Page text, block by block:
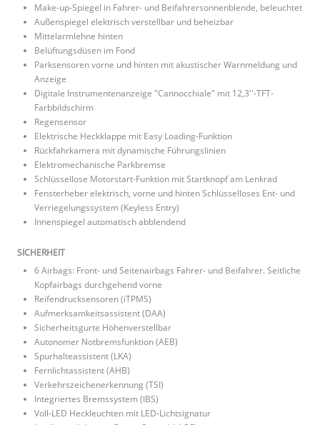
Make-up-Spiegel in Fahrer- und Beifahrersonnenblende, beleuchtet
Außenspiegel elektrisch verstellbar und beheizbar
Mittelarmlehne hinten
Belüftungsdüsen im Fond
Parksensoren vorne und hinten mit akustischer Warnmeldung und
Anzeige
Digitale Instrumentenanzeige "Cannocchiale" mit 12,3′′-TFT-
Farbbildschirm
Regensensor
Elektrische Heckklappe mit Easy Loading-Funktion
Rückfahrkamera mit dynamische Führungslinien
Elektromechanische Parkbremse
Schlüssellose Motorstart-Funktion mit Startknopf am Lenkrad
Fensterheber elektrisch, vorne und hinten Schlüsselloses Ent- und
Verriegelungssystem (Keyless Entry)
Innenspiegel automatisch abblendend
SICHERHEIT
6 Airbags: Front- und Seitenairbags Fahrer- und Beifahrer. Seitliche
Kopfairbags durchgehend vorne
Reifendrucksensoren (iTPMS)
Aufmerksamkeitsassistent (DAA)
Sicherheitsgurte Höhenverstellbar
Autonomer Notbremsfunktion (AEB)
Spurhalteassistent (LKA)
Fernlichtassistent (AHB)
Verkehrszeichenerkennung (TSI)
Integriertes Bremssystem (IBS)
Voll-LED Heckleuchten mit LED-Lichtsignatur